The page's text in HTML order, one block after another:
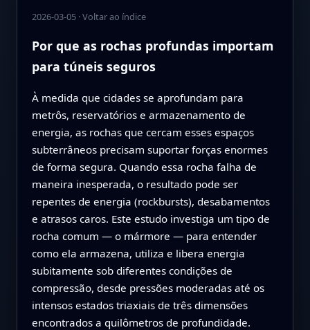
2026-03-05·Voltar ao índice
Por que as rochas profundas importam
para túneis seguros
À medida que cidades se aprofundam para
metrôs, reservatórios e armazenamento de
energia, as rochas que cercam esses espaços
subterrâneos precisam suportar forças enormes
de forma segura. Quando essa rocha falha de
maneira inesperada, o resultado pode ser
repentes de energia (rockbursts), desabamentos
e atrasos caros. Este estudo investiga um tipo de
rocha comum — o mármore — para entender
como ela armazena, utiliza e libera energia
subitamente sob diferentes condições de
compressão, desde pressões moderadas até os
intensos estados triaxiais de três dimensões
encontrados a quilômetros de profundidade.